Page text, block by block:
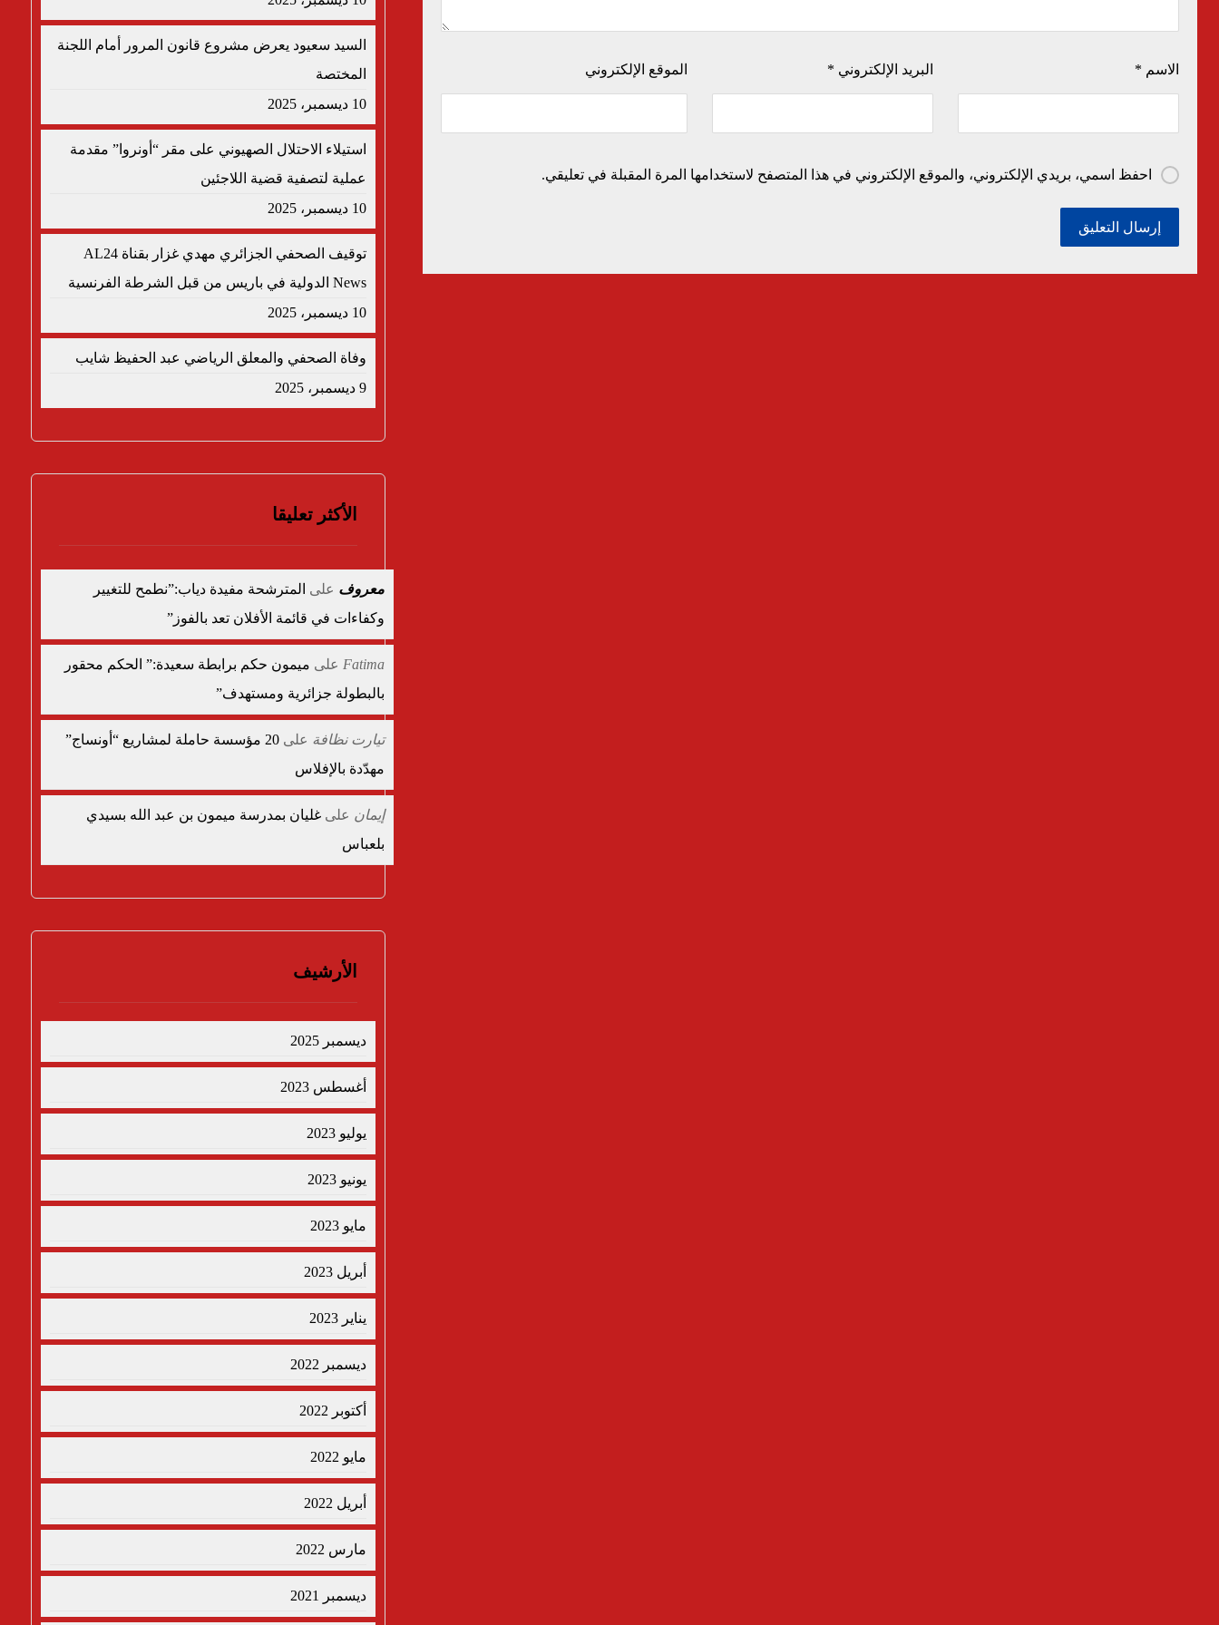
الاسم * البريد الإلكتروني * الموقع الإلكتروني
احفظ اسمي، بريدي الإلكتروني، والموقع الإلكتروني في هذا المتصفح لاستخدامها المرة المقبلة في تعليقي.
السيد سعيود يعرض مشروع قانون المرور أمام اللجنة
المختصة
10 ديسمبر، 2025
استيلاء الاحتلال الصهيوني على مقر “أونروا” مقدمة
عملية لتصفية قضية اللاجئين
10 ديسمبر، 2025
توقيف الصحفي الجزائري مهدي غزار بقناة AL24
News الدولية في باريس من قبل الشرطة الفرنسية
10 ديسمبر، 2025
وفاة الصحفي والمعلق الرياضي عبد الحفيظ شايب
9 ديسمبر، 2025
الأكثر تعليقا
معروف على المترشحة مفيدة دياب:”نطمح للتغيير
وكفاءات في قائمة الأفلان تعد بالفوز”
Fatima على ميمون حكم برابطة سعيدة:” الحكم محقور
بالبطولة جزائرية ومستهدف”
تيارت نظافة على
20 مؤسسة حاملة لمشاريع “أونساج”
مهدّدة بالإفلاس
إيمان على غليان بمدرسة ميمون بن عبد الله بسيدي
بلعباس
الأرشيف
ديسمبر 2025
أغسطس 2023
يوليو 2023
يونيو 2023
مايو 2023
أبريل 2023
يناير 2023
ديسمبر 2022
أكتوبر 2022
مايو 2022
أبريل 2022
مارس 2022
ديسمبر 2021